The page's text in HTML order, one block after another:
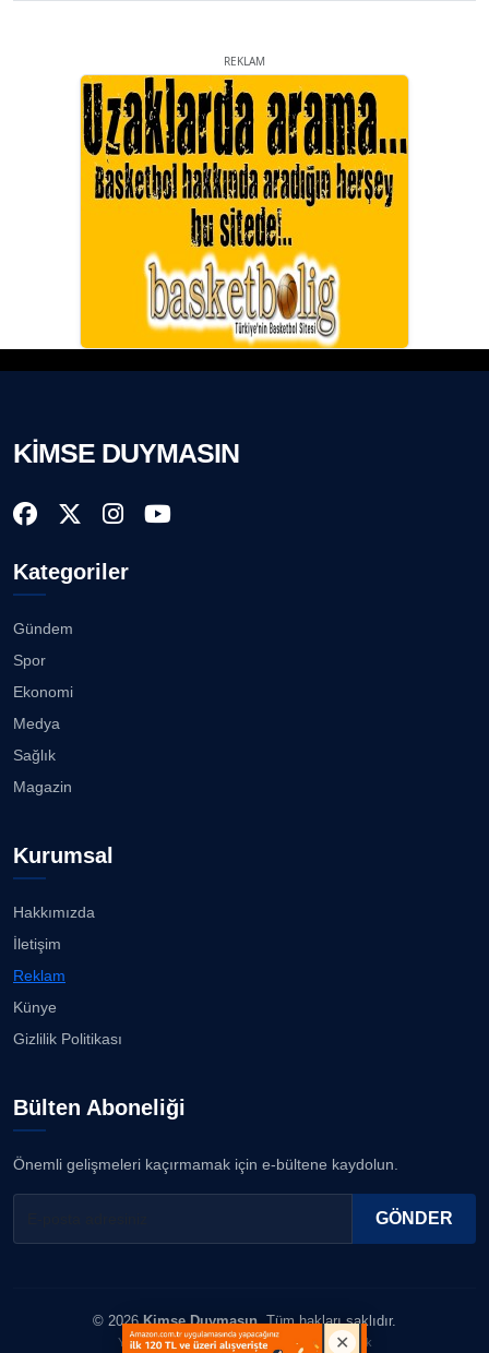
REKLAM
KİMSE DUYMASIN
Kategoriler
Gündem
Spor
Ekonomi
Medya
Sağlık
Magazin
Kurumsal
Hakkımızda
İletişim
Reklam
Künye
Gizlilik Politikası
Bülten Aboneliği
Önemli gelişmeleri kaçırmamak için e-bültene kaydolun.
GÖNDER
© 2026Kimse Duymasın. Tüm hakları saklıdır.
Yazılım & Tasarım: Erboy Yayıncılık Reklamcılık